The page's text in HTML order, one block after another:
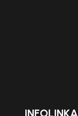
INFOLINKA